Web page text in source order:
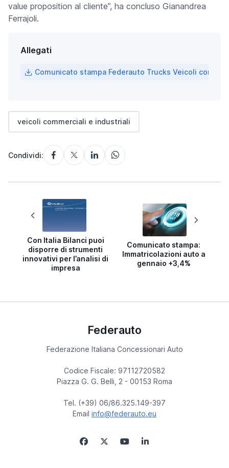
value proposition al cliente”, ha concluso Gianandrea
Ferrajoli.
Allegati
Comunicato stampa Federauto Trucks Veicoli
veicoli commerciali e industriali
Condividi:
Con Italia Bilanci puoi
disporre di strumenti
innovativi per l’analisi di
impresa
Comunicato stampa:
Immatricolazioni auto a
gennaio +3,4%
Federauto
Federazione Italiana Concessionari Auto
Codice Fiscale: 97112720582
Piazza G. G. Belli, 2 - 00153 Roma
Tel. (+39) 06/86.325.149-397
Email info@federauto.eu